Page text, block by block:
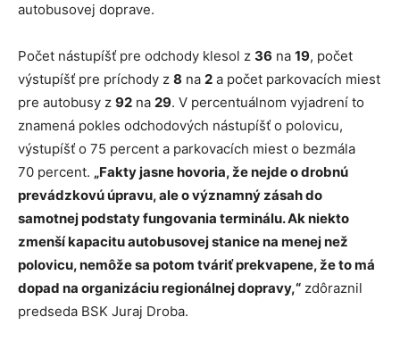
autobusovej doprave.
Počet nástupíšť pre odchody klesol z 36 na 19, počet
výstupíšť pre príchody z 8 na 2 a počet parkovacích miest
pre autobusy z 92 na 29. V percentuálnom vyjadrení to
znamená pokles odchodových nástupíšť o polovicu,
výstupíšť o 75 percent a parkovacích miest o bezmála
70 percent. „Fakty jasne hovoria, že nejde o drobnú
prevádzkovú úpravu, ale o významný zásah do
samotnej podstaty fungovania terminálu. Ak niekto
zmenší kapacitu autobusovej stanice na menej než
polovicu, nemôže sa potom tváriť prekvapene, že to má
dopad na organizáciu regionálnej dopravy,“ zdôraznil
predseda BSK Juraj Droba.